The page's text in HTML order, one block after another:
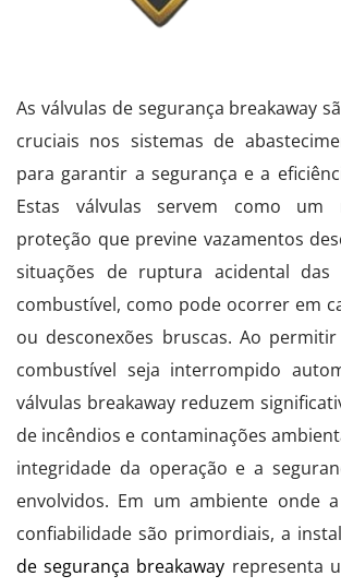
As válvulas de segurança breakaway
cruciais nos sistemas de
para garantir a segurança e a
Estas válvulas servem como um
proteção que previne vazamentos
situações de ruptura acidental das
combustível, como pode ocorrer em
ou desconexões bruscas. Ao
combustível seja interrompido
válvulas breakaway reduzem
de incêndios e contaminações
integridade da operação e a
envolvidos. Em um ambiente onde
confiabilidade são primordiais, a
de segurança breakaway representa